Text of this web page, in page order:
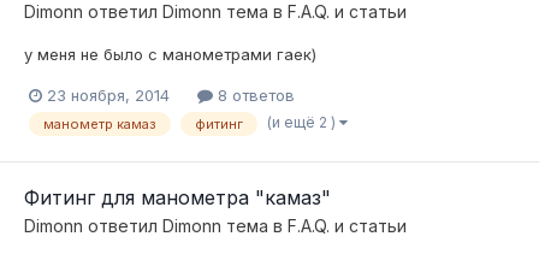
Dimonn ответил Dimonn тема в F.A.Q. и статьи
у меня не было с манометрами гаек)
23 ноября, 2014 8 ответов
манометр камаз фитинг (и ещё 2 )
Фитинг для манометра "камаз"
Dimonn ответил Dimonn тема в F.A.Q. и статьи